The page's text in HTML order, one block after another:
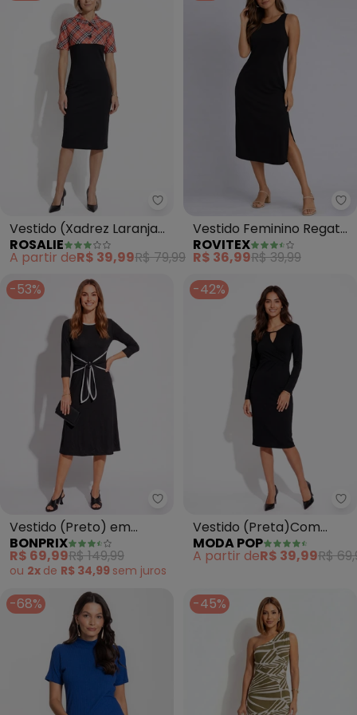
Rosalie - Vestido (Xadrez
Vestido (Xadrez Laranja)
com Gola
ROSALIE
A partir deR$ 39,99R$ 79,99
Vestido Feminino Regata
Midi com Fenda (Preto)
ROVITEX
R$ 36,99R$ 39,99
-53%
bonprix - Vestido (Preto) em
Vestido (Preto) em
Malha de Viscose
BONPRIX
R$ 69,99R$ 149,99
ou 2x de R$ 34,99 sem juros
-42%
Vestido (Preta)Com
Gota e Transpasse
MODA POP
A partir deR$ 39,99R$
-68% -45%